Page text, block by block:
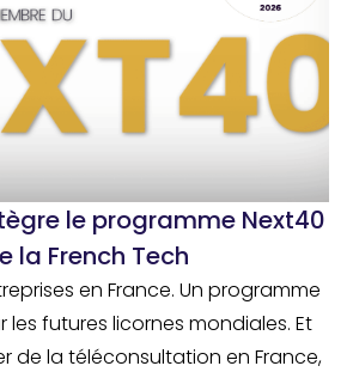
le programme Next40
la French Tech
en France. Un programme
les futures licornes mondiales. Et
de la téléconsultation en France,